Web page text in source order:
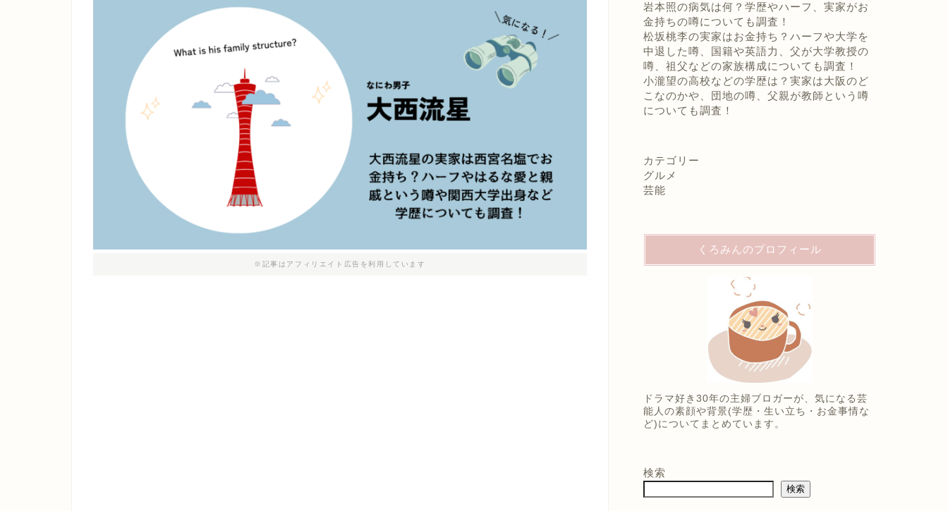
※記事はアフィリエイト広告を利用しています
岩本照の病気は何？学歴やハーフ、実家がお
金持ちの噂についても調査！
松坂桃李の実家はお金持ち？ハーフや大学を
中退した噂、国籍や英語力、父が大学教授の
噂、祖父などの家族構成についても調査！
小瀧望の高校などの学歴は？実家は大阪のど
こなのかや、団地の噂、父親が教師という噂
についても調査！
カテゴリー
グルメ
芸能
くろみんのプロフィール
ドラマ好き30年の主婦ブロガーが、気になる芸
能人の素顔や背景(学歴・生い立ち・お金事情な
ど)についてまとめています。
検索
検索